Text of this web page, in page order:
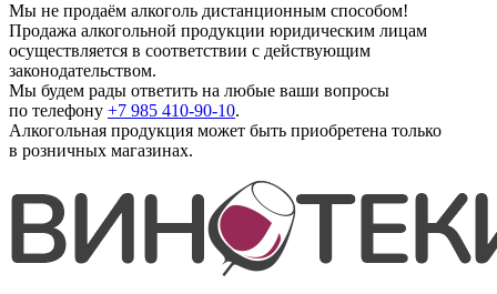
Мы не продаём алкоголь дистанционным способом!
Продажа алкогольной продукции юридическим лицам
осуществляется в соответствии с действующим
законодательством.
Мы будем рады ответить на любые ваши вопросы
по телефону +7 985 410-90-10.
Алкогольная продукция может быть приобретена только
в розничных магазинах.